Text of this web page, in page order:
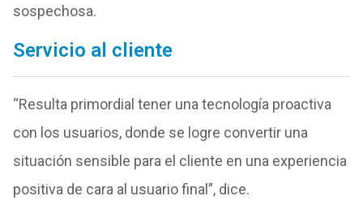
sospechosa.
Servicio al cliente
“Resulta primordial tener una tecnología proactiva
con los usuarios, donde se logre convertir una
situación sensible para el cliente en una experiencia
positiva de cara al usuario final”, dice.